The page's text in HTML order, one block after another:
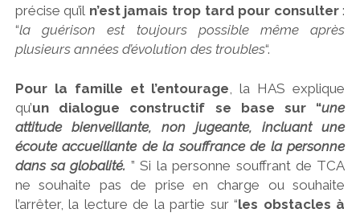
précise qu’il n’est jamais trop tard pour consulter:
“la guérison est toujours possible même après
plusieurs années d’évolution des troubles“.
Pour la famille et l’entourage, la HAS explique
qu’un dialogue constructif se base sur “une
attitude bienveillante, non jugeante, incluant une
écoute accueillante de la souffrance de la personne
dans sa globalité. ” Si la personne souffrant de TCA
ne souhaite pas de prise en charge ou souhaite
l’arrêter, la lecture de la partie sur “les obstacles à